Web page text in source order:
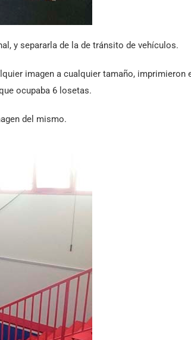
y separarla de la de tránsito de vehículos.
imagen a cualquier tamaño, imprimieron
ocupaba 6 losetas.
del mismo.